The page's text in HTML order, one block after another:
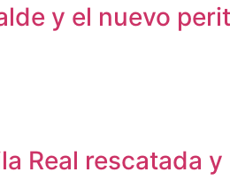
y el nuevo
Real rescatada